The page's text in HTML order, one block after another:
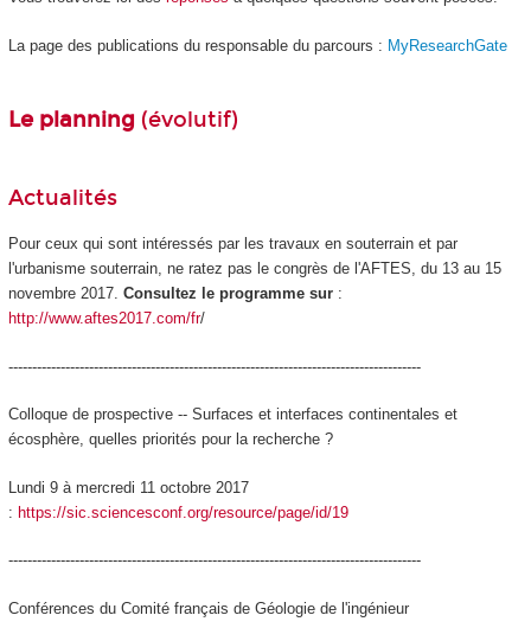
La page des publications du responsable du parcours : MyResearchGate
Le planning (évolutif)
Actualités
Pour ceux qui sont intéressés par les travaux en souterrain et par
l'urbanisme souterrain, ne ratez pas le congrès de l'AFTES, du 13 au 15
novembre 2017. Consultez le programme sur:
http://www.aftes2017.com/fr/
---------------------------------------------------------------------------------------
Colloque de prospective -- Surfaces et interfaces continentales et
écosphère, quelles priorités pour la recherche ?
Lundi 9 à mercredi 11 octobre 2017
: https://sic.sciencesconf.org/resource/page/id/19
---------------------------------------------------------------------------------------
Conférences du Comité français de Géologie de l'ingénieur